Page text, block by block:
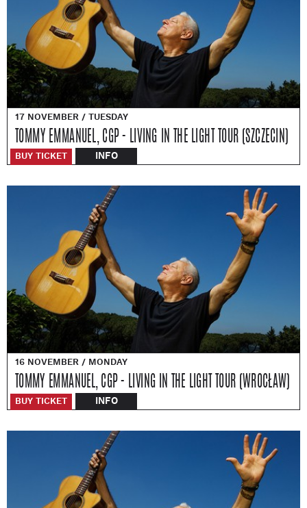
17 NOVEMBER / TUESDAY
TOMMY EMMANUEL, CGP - LIVING IN THE LIGHT TOUR (SZCZECIN)
BUY TICKET INFO
16 NOVEMBER / MONDAY
TOMMY EMMANUEL, CGP - LIVING IN THE LIGHT TOUR (WROCŁAW)
BUY TICKET INFO